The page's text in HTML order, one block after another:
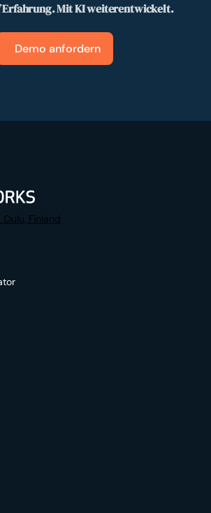
Erfahrung. Mit KI weiterentwickelt.
Demo anfordern
Finland